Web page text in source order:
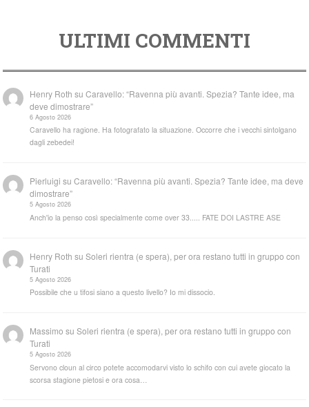
ULTIMI COMMENTI
Henry Roth suCaravello: “Ravenna più avanti. Spezia? Tante idee, ma
deve dimostrare”
6 Agosto 2026
Caravello ha ragione. Ha fotografato la situazione. Occorre che i vecchi sintolgano
dagli zebedei!
Pierluigi suCaravello: “Ravenna più avanti. Spezia? Tante idee, ma deve
dimostrare”
5 Agosto 2026
Anch'io la penso così specialmente come over 33..... FATE DOI LASTRE ASE
Henry Roth suSoleri rientra (e spera), per ora restano tutti in gruppo con
Turati
5 Agosto 2026
Possibile che u tifosi siano a questo livello? Io mi dissocio.
Massimo suSoleri rientra (e spera), per ora restano tutti in gruppo con
Turati
5 Agosto 2026
Servono cloun al circo potete accomodarvi visto lo schifo con cui avete giocato la
scorsa stagione pietosi e ora cosa…